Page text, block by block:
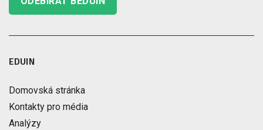
EDUIN
Domovská stránka
Kontakty pro média
Analýzy